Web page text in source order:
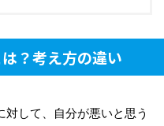
？考え方の違い
して、自分が悪いと思う